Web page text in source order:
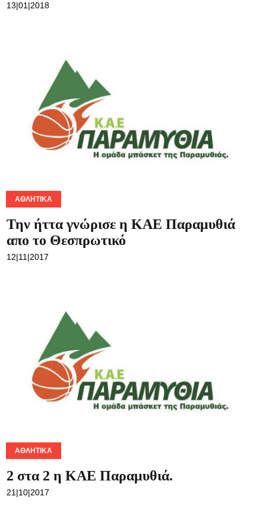
13|01|2018
ΑΘΛΗΤΙΚΆ
Την ήττα γνώρισε η ΚΑΕ Παραμυθιά
απο το Θεσπρωτικό
12|11|2017
ΑΘΛΗΤΙΚΆ
2 στα 2 η ΚΑΕ Παραμυθιά.
21|10|2017